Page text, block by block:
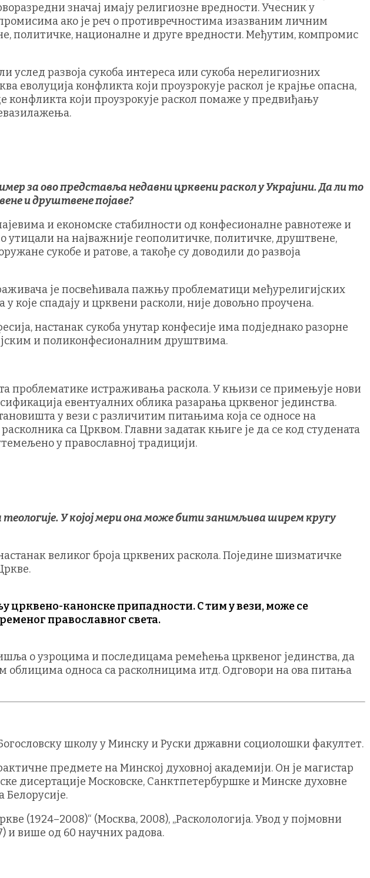
значај имају религиозне вредности. Учесник у
ако је реч о противречностима изазваним личним
политичке, националне и друге вредности. Међутим, компромис
услед развоја сукоба интереса или сукоба нерелигиозних
еволуција конфликта који проузрокује раскол је крајње опасна,
који проузрокује раскол помаже у предвиђању
за ово представља недавни црквени раскол у Украјини. Да ли то
и друштвене појаве?
и економске стабилности од конфесионалне равнотеже и
утицали на најважније геополитичке, политичке, друштвене,
сукобе и ратове, а такође су доводили до развоја
је посвећивала пажњу проблематици међурелигијских
које спадају и црквени расколи, није довољно проучена.
настанак сукоба унутар конфесије има подједнако разорне
и поликонфесионалним друштвима.
проблематике истраживања раскола. У књизи се примењује нови
евентуалних облика разарања црквеног јединства.
у вези с различитим питањима која се односе на
са Црквом. Главни задатак књиге је да се код студената
у православној традицији.
У којој мери она може бити занимљива ширем кругу
великог броја црквених раскола. Поједине шизматичке
црквено-канонске припадности. С тим у вези, може се
православног света.
о узроцима и последицама ремећења црквеног јединства, да
облицима односа са расколницима итд. Одговори на ова питања
школу у Минску и Руски државни социолошки факултет.
предмете на Минској духовној академији. Он је магистар
дисертације Московске, Санктпетербуршке и Минске духовне
(1924–2008)“ (Москва, 2008), „Расколологија. Увод у појмовни
и више од 60 научних радова.